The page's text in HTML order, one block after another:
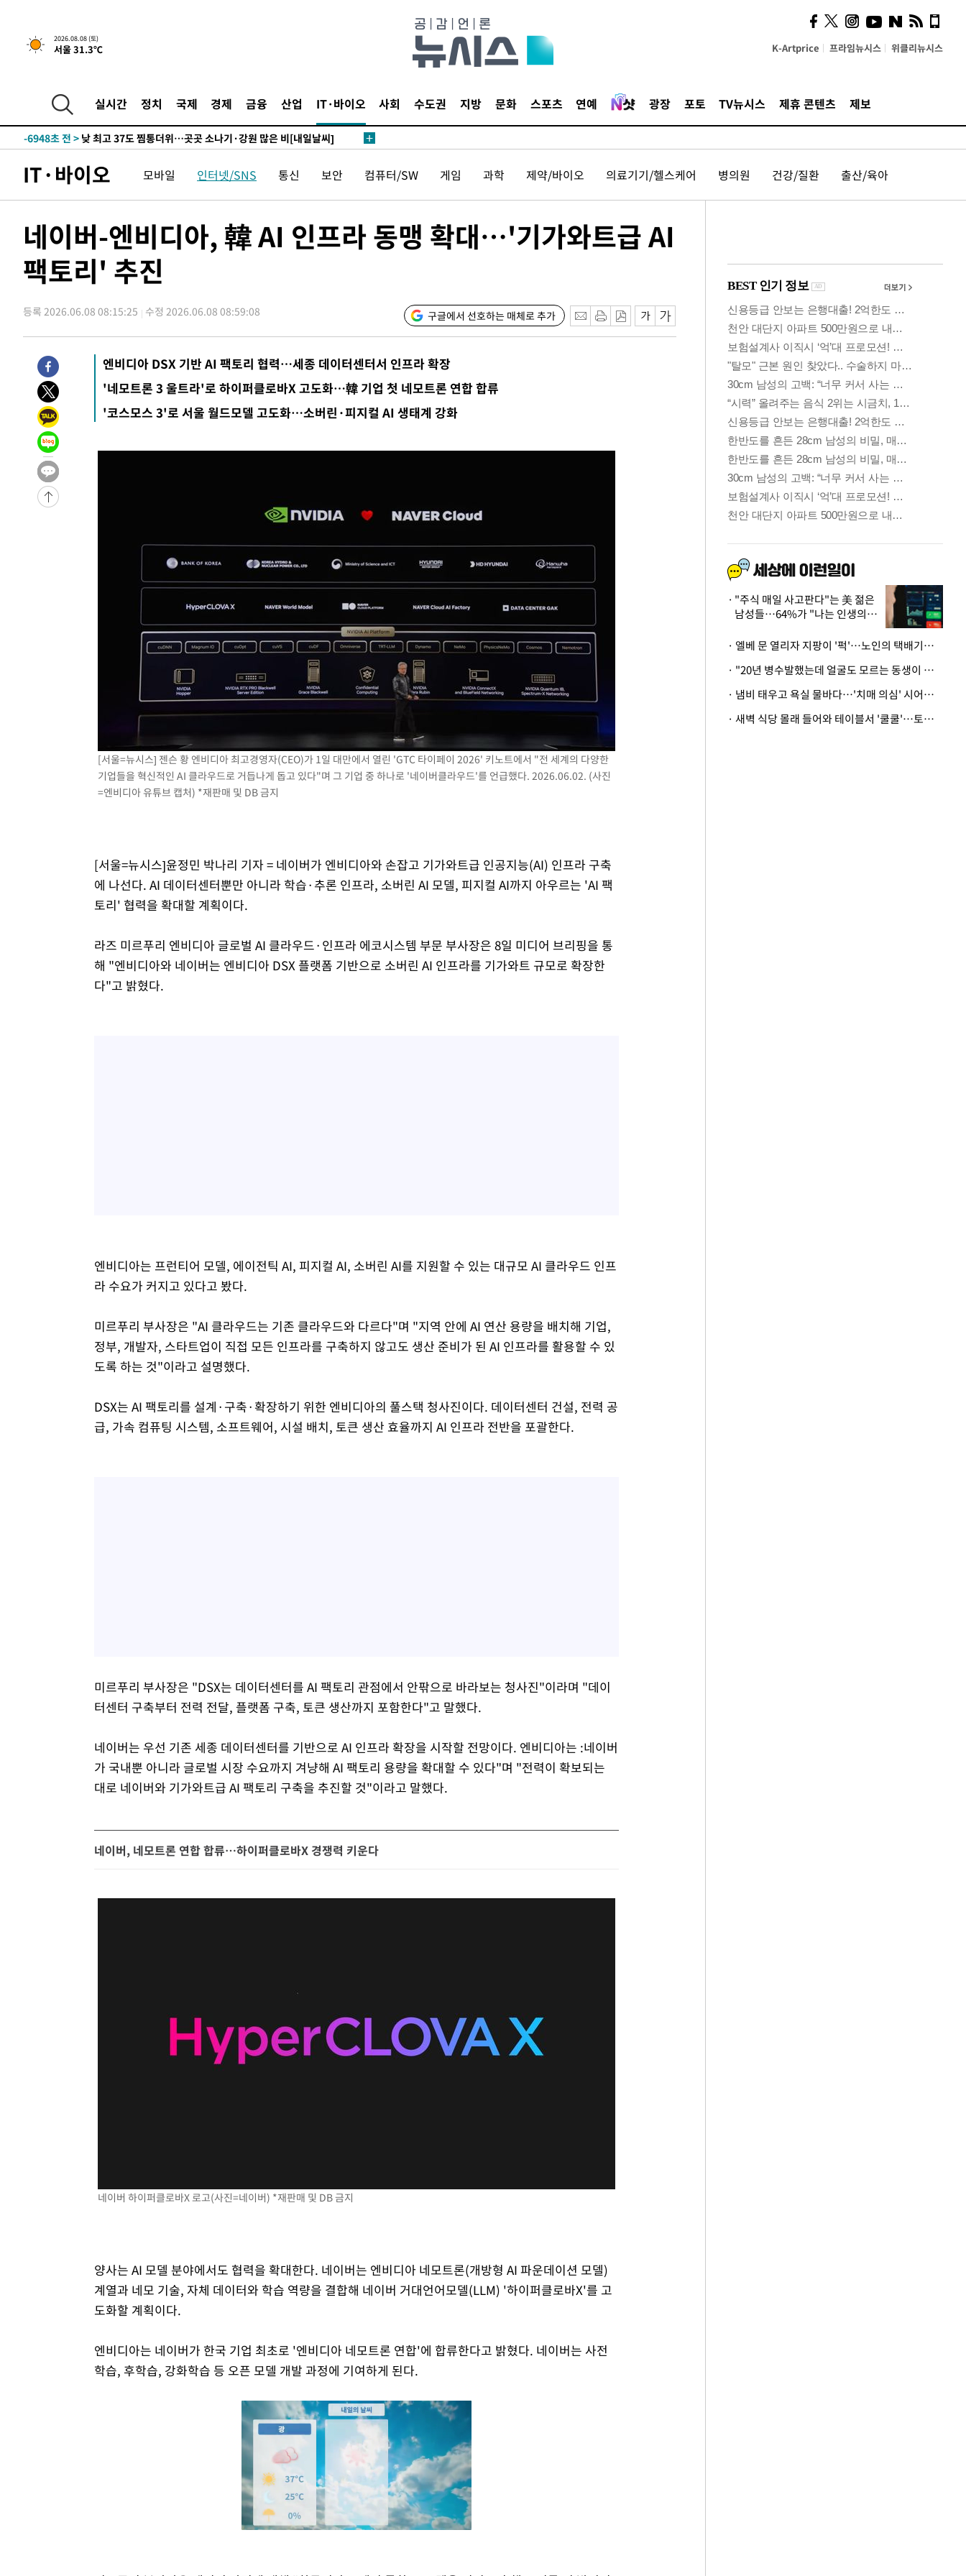
2026.08.08 (토)
서울 31.3℃ K-Artprice 프라임뉴시스 위클리뉴시스
실시간 정치 국제 경제 금융 산업 IT·바이오 사회 수도권 지방 문화 스포츠 연예 광장 포토 TV뉴시스 제휴 콘텐츠 제보
실천"
-17482초 전 >이란, "오만과 '중앙 단일 루트' 합의…북쪽 인바운드·남쪽 아웃바
운드는 임시"
-9050초 전 >
-8977초 전 >
[단독]중수청 지원 검사들, 정원 초과 시 낮은 계급 임용…희망지 못
-6948초 전 >
낮 최고 37도 찜통더위…곳곳 소나기·강원 많은 비[내일날씨]
-5254초 전 > SK하이닉스, 용인·청주 팹에 54조 투자…"AI 메모리 수요 선제 대
-1363초 전 >외국인 심판 성 접대 7경기 들여다보니…한국 축구 '5승 2무'
-1097초 전 >[속보]코스닥, 2.86포인트(0.36%) 내린 798.81마감
[속보]코스피, 6200선 약보합…0.60% 내린 6258.77에 마쳐
-1030초 전 >[속보]원·달러 환율, 7.7원 내린 1416.1원 마감
-919초 전 > [속보] 노원서 40.1도 관측…서울, 2018년 이후 첫 40도
33분 전 >[속보]종합특검, '계엄 수용공간 확보' 신용해 前교정본부장 기소
52분 전 >
11시간 압수수색에 성접대 파문까지…'쑥대밭' 된 축구협회
1시간 전 >[속보]규제합리화위원회 부위원장에 김태유 서울대 공대 교수…이병태
후임
-25967초 전 > 이강인, 폭염 속 AT마드리드 첫 훈련…80명 식사 대접까지(종합)
-23106초 전 >
미 사업체 일자리, 7월에 2.3만개 순감하고 그 전 2개월 10.3만개
하향수정 (2보)
-22554초 전 >
-18417초 전 >
[속보]이 대통령 "부동산 공급 기존 사고방식 매달리지 말고 과감히
실천"
-17502초 전 >
운드는 임시"
-9070초 전 >
-9034초 전 >
-8997초 전 >
낮 최고 37도 찜통더위…곳곳 소나기·강원 많은 비[내일날씨]
SK하이닉스, 용인·청주 팹에 54조 투자…"AI 메모리 수요 선제 대
여자배구 이재영·이다영 자매, 아제르바이잔 투란VC 입단
외국인 심판 성 접대 7경기 들여다보니…한국 축구 '5승 2무'
[속보]코스닥, 2.86포인트(0.36%) 내린 798.81마감
[속보]코스피, 6200선 약보합…0.60% 내린 6258.77에 마쳐
[속보]원·달러 환율, 7.7원 내린 1416.1원 마감
[속보] 노원서 40.1도 관측…서울, 2018년 이후 첫 40도
[속보]종합특검, '계엄 수용공간 확보' 신용해 前교정본부장 기소
외신들도 주목한 韓축구 파문…"국민적 공분에 수사 재개"
11시간 압수수색에 성접대 파문까지…'쑥대밭' 된 축구협회
[속보]규제합리화위원회 부위원장에 김태유 서울대 공대 교수…이병태
IT·바이오 모바일 인터넷/SNS 통신 보안 컴퓨터/SW 게임 과학 제약/바이오 의료기기/헬스케어 병의원 건강/질환 출산/육아
네이버-엔비디아, 韓 AI 인프라 동맹 확대…'기가와트급 AI
팩토리' 추진
등록 2026.06.08 08:15:25 수정 2026.06.08 08:59:08 구글에서 선호하는 매체로 추가
엔비디아 DSX 기반 AI 팩토리 협력…세종 데이터센터서 인프라 확장
'네모트론 3 울트라'로 하이퍼클로바X 고도화…韓 기업 첫 네모트론 연합 합류
'코스모스 3'로 서울 월드모델 고도화…소버린·피지컬 AI 생태계 강화
[서울=뉴시스] 젠슨 황 엔비디아 최고경영자(CEO)가 1일 대만에서 열린 'GTC 타이페이 2026' 키노트에서 "전 세계의 다양한
기업들을 혁신적인 AI 클라우드로 거듭나게 돕고 있다"며 그 기업 중 하나로 '네이버클라우드'를 언급했다. 2026.06.02. (사진
=엔비디아 유튜브 캡처) *재판매 및 DB 금지
[서울=뉴시스]윤정민 박나리 기자 = 네이버가 엔비디아와 손잡고 기가와트급 인공지능(AI) 인프라 구축
에 나선다. AI 데이터센터뿐만 아니라 학습·추론 인프라, 소버린 AI 모델, 피지컬 AI까지 아우르는 'AI 팩
토리' 협력을 확대할 계획이다.
라즈 미르푸리 엔비디아 글로벌 AI 클라우드·인프라 에코시스템 부문 부사장은 8일 미디어 브리핑을 통
해 "엔비디아와 네이버는 엔비디아 DSX 플랫폼 기반으로 소버린 AI 인프라를 기가와트 규모로 확장한
다"고 밝혔다.
엔비디아는 프런티어 모델, 에이전틱 AI, 피지컬 AI, 소버린 AI를 지원할 수 있는 대규모 AI 클라우드 인프
라 수요가 커지고 있다고 봤다.
미르푸리 부사장은 "AI 클라우드는 기존 클라우드와 다르다"며 "지역 안에 AI 연산 용량을 배치해 기업,
정부, 개발자, 스타트업이 직접 모든 인프라를 구축하지 않고도 생산 준비가 된 AI 인프라를 활용할 수 있
도록 하는 것"이라고 설명했다.
DSX는 AI 팩토리를 설계·구축·확장하기 위한 엔비디아의 풀스택 청사진이다. 데이터센터 건설, 전력 공
급, 가속 컴퓨팅 시스템, 소프트웨어, 시설 배치, 토큰 생산 효율까지 AI 인프라 전반을 포괄한다.
미르푸리 부사장은 "DSX는 데이터센터를 AI 팩토리 관점에서 안팎으로 바라보는 청사진"이라며 "데이
터센터 구축부터 전력 전달, 플랫폼 구축, 토큰 생산까지 포함한다"고 말했다.
네이버는 우선 기존 세종 데이터센터를 기반으로 AI 인프라 확장을 시작할 전망이다. 엔비디아는 :네이버
가 국내뿐 아니라 글로벌 시장 수요까지 겨냥해 AI 팩토리 용량을 확대할 수 있다"며 "전력이 확보되는
대로 네이버와 기가와트급 AI 팩토리 구축을 추진할 것"이라고 말했다.
네이버, 네모트론 연합 합류…하이퍼클로바X 경쟁력 키운다
네이버 하이퍼클로바X 로고(사진=네이버) *재판매 및 DB 금지
양사는 AI 모델 분야에서도 협력을 확대한다. 네이버는 엔비디아 네모트론(개방형 AI 파운데이션 모델)
계열과 네모 기술, 자체 데이터와 학습 역량을 결합해 네이버 거대언어모델(LLM) '하이퍼클로바X'를 고
도화할 계획이다.
엔비디아는 네이버가 한국 기업 최초로 '엔비디아 네모트론 연합'에 합류한다고 밝혔다. 네이버는 사전
학습, 후학습, 강화학습 등 오픈 모델 개발 과정에 기여하게 된다.
시, 스마트폰 액세서리에
NFC 더했다
"주식 매일 사고판다"는 美 젊은
남성들…64%가 "나는 인생의
· 엘베 문 열리자 지팡이 '퍽'…노인의 택배기사 폭행 이유
· "20년 병수발했는데 얼굴도 모르는 동생이 유산 절반을"…배다른 형제 상속권 있을까
· 냄비 태우고 욕실 물바다…'치매 의심' 시어머니 검사 권유했다가 '날벼락'
· 새벽 식당 몰래 들어와 테이블서 '쿨쿨'…토사물 남기고 사라진 남성